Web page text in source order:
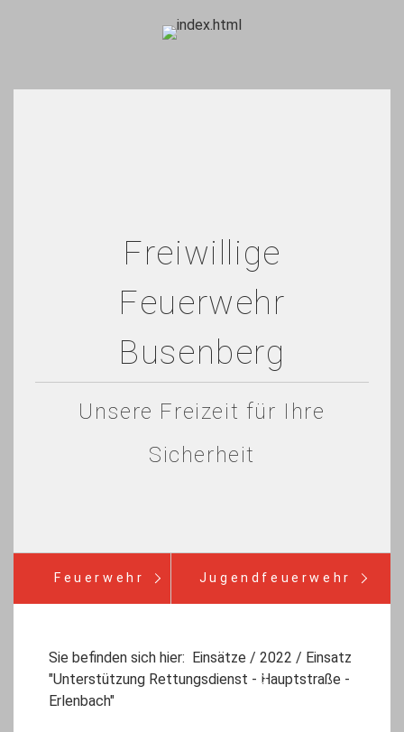
Freiwillige
Feuerwehr
Busenberg
Unsere Freizeit für Ihre
Sicherheit
Feuerwehr Jugendfeuerwehr
Bürgerinfo
Sie befinden sich hier: Einsätze / 2022 / Einsatz
"Unterstützung Rettungsdienst - Hauptstraße -
Erlenbach"